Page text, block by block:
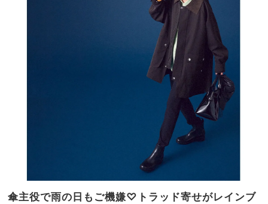
傘主役で雨の日もご機嫌♡トラッド寄せがレインブ